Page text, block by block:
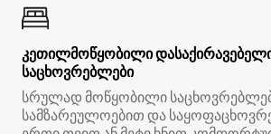
კეთილმოწყობილი
საცხოვრებლები
სრულად მოწყობილი
სამზარეულოებით და